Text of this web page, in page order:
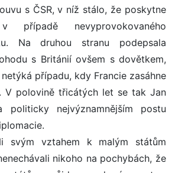
s ČSR, v níž stálo, že poskytne
nevyprovokovaného
Na druhou stranu podepsala
s Británií ovšem s dovětkem,
případu, kdy Francie zasáhne
V polovině třicátých let se tak Jan
politicky nejvýznamnějším postu
svým vztahem k malým státům
nikoho na pochybách, že